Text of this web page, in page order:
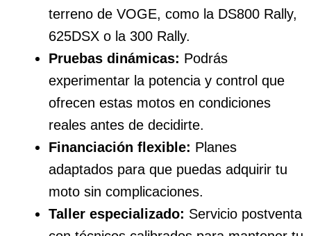
terreno de VOGE, como la DS800 Rally,
625DSX o la 300 Rally.
Pruebas dinámicas: Podrás
experimentar la potencia y control que
ofrecen estas motos en condiciones
reales antes de decidirte.
Financiación flexible: Planes
adaptados para que puedas adquirir tu
moto sin complicaciones.
Taller especializado: Servicio postventa